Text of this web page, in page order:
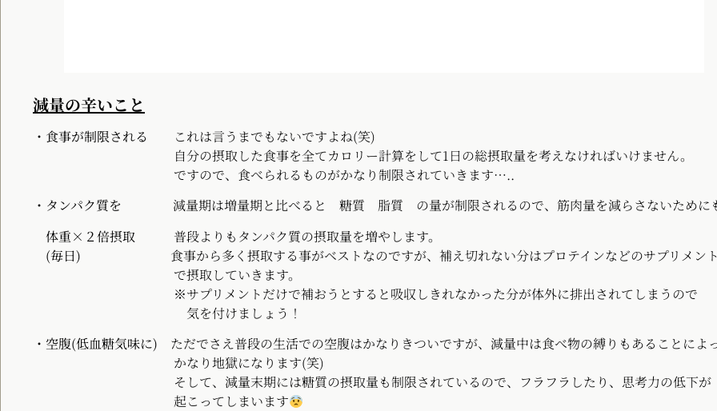
減量の辛いこと
・食事が制限される
これは言うまでもないですよね(笑)
自分の摂取した食事を全てカロリー計算をして1日の総摂取量を考えなければいけません。
ですので、食べられるものがかなり制限されていきます…..
・タンパク質を
減量期は増量期と比べると 糖質 脂質 の量が制限されるので、筋肉量を減らさないために
体重×２倍摂取 普段よりもタンパク質の摂取量を増やします。
(毎日)
食事から多く摂取する事がベストなのですが、補え切れない分はプロテインなどのサプリメント
で摂取していきます。
※サプリメントだけで補おうとすると吸収しきれなかった分が体外に排出されてしまうので
気を付けましょう！
・空腹(低血糖気味に) ただでさえ普段の生活での空腹はかなりきついですが、減量中は食べ物の縛りもあることによ
かなり地獄になります(笑)
そして、減量末期には糖質の摂取量も制限されているので、フラフラしたり、思考力の低下が
起こってしまいます